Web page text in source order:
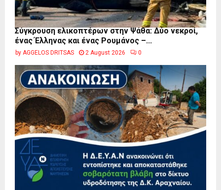
Σύγκρουση ελικοπτέρων στην Ψάθα: Δύο νεκροί,
ένας Έλληνας και ένας Ρουμάνος –...
by AGGELOS DRITSAS 2 August 2026 0